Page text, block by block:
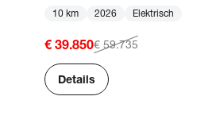
10 km 2026 Elektrisch
€ 39.850€ 59.735
Details